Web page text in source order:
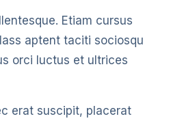
Etiam cursus
aptent taciti sociosqu
orci luctus et ultrices
erat suscipit, placerat